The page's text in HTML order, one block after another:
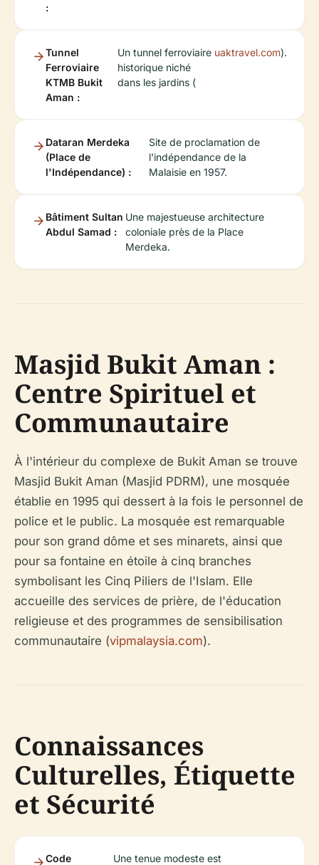
:
Tunnel
Ferroviaire
KTMB Bukit
Aman :
Un tunnel ferroviaire
historique niché
dans les jardins (
uaktravel.com).
Dataran Merdeka
(Place de
l'Indépendance) :
Site de proclamation de
l'indépendance de la
Malaisie en 1957.
Bâtiment Sultan
Abdul Samad :
Une majestueuse architecture
coloniale près de la Place
Merdeka.
Masjid Bukit Aman :
Centre Spirituel et
Communautaire
À l'intérieur du complexe de Bukit Aman se trouve
Masjid Bukit Aman (Masjid PDRM), une mosquée
établie en 1995 qui dessert à la fois le personnel de
police et le public. La mosquée est remarquable
pour son grand dôme et ses minarets, ainsi que
pour sa fontaine en étoile à cinq branches
symbolisant les Cinq Piliers de l'Islam. Elle
accueille des services de prière, de l'éducation
religieuse et des programmes de sensibilisation
communautaire (vipmalaysia.com).
Connaissances
Culturelles, Étiquette
et Sécurité
Code
Une tenue modeste est